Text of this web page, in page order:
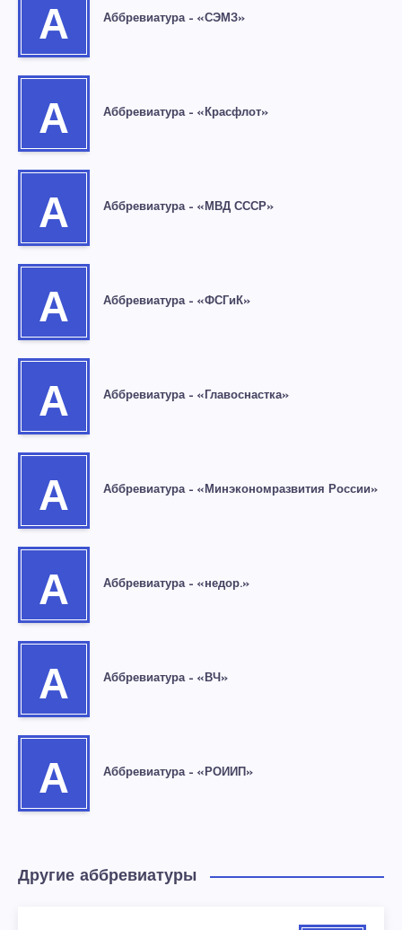
А Аббревиатура – «СЭМЗ»
А Аббревиатура – «Красфлот»
А Аббревиатура – «МВД СССР»
А Аббревиатура – «ФСГиК»
А Аббревиатура – «Главоснастка»
А Аббревиатура – «Минэкономразвития России»
А Аббревиатура – «недор.»
А Аббревиатура – «ВЧ»
А Аббревиатура – «РОИИП»
Другие аббревиатуры